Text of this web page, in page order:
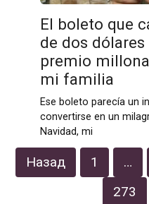
El boleto que
de dos
premio
mi familia
Ese boleto parecía un
convertirse en un
Navidad, mi
Пагинация
записей
Назад 1 …
273